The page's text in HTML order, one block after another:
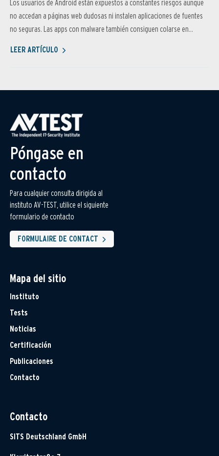
Los usuarios de Android están expuestos a constantes riesgos aunque
no accedan a páginas web dudosas ni instalen aplicaciones de fuentes
no seguras. Las apps con malware también consiguen colarse en...
LEER ARTÍCULO
Póngase en
contacto
Para cualquier consulta dirigida al
instituto AV-TEST, utilice el siguiente
formulario de contacto
FORMULAIRE DE CONTACT
Mapa del sitio
Instituto
Tests
Noticias
Certificación
Publicaciones
Contacto
Contacto
SITS Deutschland GmbH